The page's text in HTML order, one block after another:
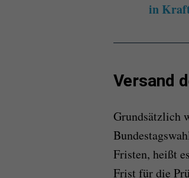
in
Versand
Grundsätzlich
Fristen, heißt
Frist für die